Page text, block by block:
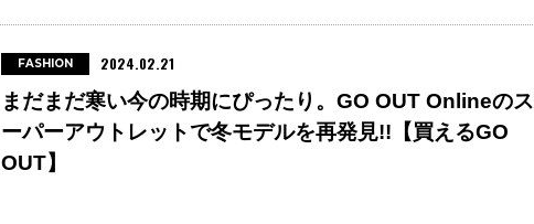
まだまだ寒い今の時期にぴったり。GO OUT Onlineのス
ーパーアウトレットで冬モデルを再発見!!【買えるGO
OUT】
FASHION 2024.02.21